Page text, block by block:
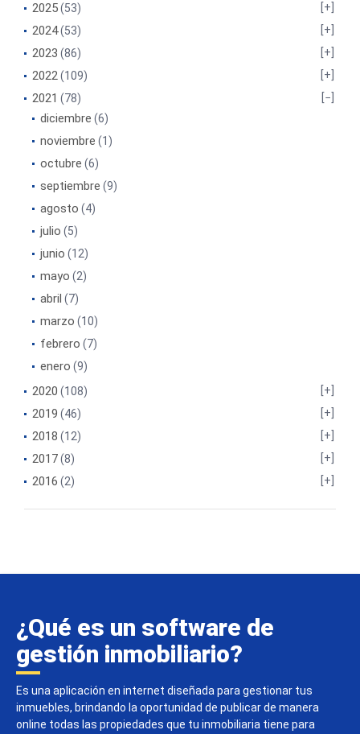
2025(53)
2024(53)
2023 (86)
2022(109)
2021 (78)
diciembre (6)
noviembre (1)
octubre (6)
septiembre (9)
agosto (4)
julio (5)
junio (12)
mayo (2)
abril (7)
marzo (10)
febrero (7)
enero (9)
2020 (108)
2019 (46)
2018 (12)
2017(8)
2016 (2)
¿Qué es un software de
gestión inmobiliario?
Es una aplicación en internet diseñada para gestionar tus
inmuebles, brindando la oportunidad de publicar de manera
online todas las propiedades que tu inmobiliaria tiene para